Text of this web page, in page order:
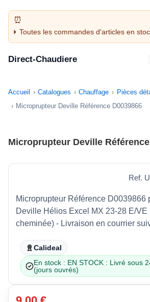
Toutes les commandes d'articles en
avant 14H sont expédiées le jour même
Direct-Chaudiere
Accueil Catalogues Chauffage
Pièces
Microprupteur Deville Référence D0039866
Microprupteur Deville Référence
Ref.
Microprupteur Référence D0039866
Deville Hélios Excel MX 23-28 E/VE
cheminée) - Livraison en courrier
Calideal
En stock : EN STOCK : Livré sous
(jours ouvrés)